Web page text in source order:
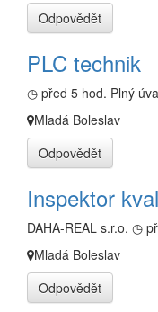
Odpovědět
PLC technik
◷ před 5 hod. Plný
Mladá Boleslav
Odpovědět
Inspektor
DAHA-REAL s.r.o. ◷
Mladá Boleslav
Odpovědět